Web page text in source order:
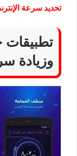
تحديد سرعة
تطبيقات
وزيادة